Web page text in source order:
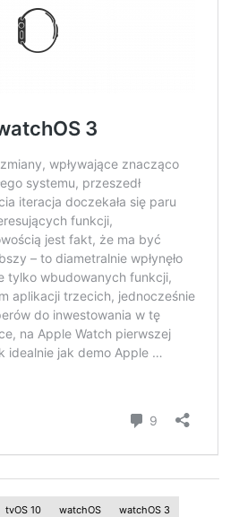
tvOS 10 watchOS watchOS 3